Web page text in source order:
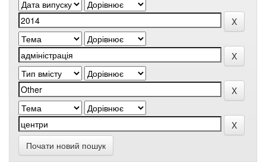
Почати новий пошук